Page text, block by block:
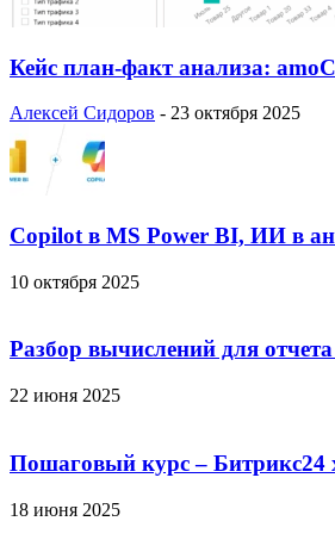
Кейс план-факт анализа:
Алексей Сидоров - 23 октября 2025
Copilot в MS Power BI, ИИ в
10 октября 2025
Разбор вычислений для
22 июня 2025
Пошаговый курс – Битрикс24
18 июня 2025